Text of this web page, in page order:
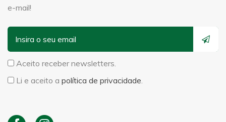
e-mail!
Aceito receber newsletters.
Li e aceito a política de privacidade.